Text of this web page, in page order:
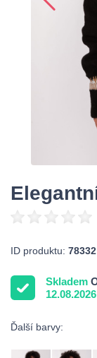
ID produktu: 78332
Skladem
12.08.2026
Ďalší barvy: